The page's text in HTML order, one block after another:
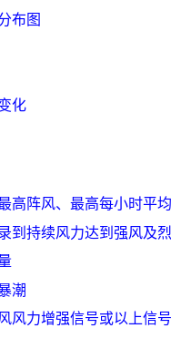
布图
化
高阵风、最高每小时平
到持续风力达到强风及
潮
风力增强信号或以上信